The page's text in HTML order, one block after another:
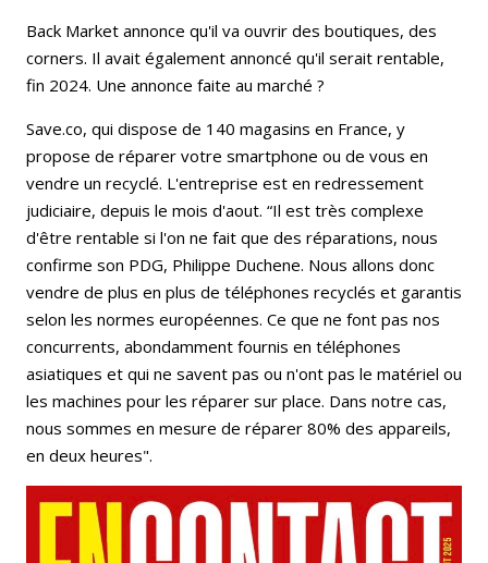
Back Market annonce qu'il va ouvrir des boutiques, des
corners. Il avait également annoncé qu'il serait rentable,
fin 2024. Une annonce faite au marché ?
Save.co, qui dispose de 140 magasins en France, y
propose de réparer votre smartphone ou de vous en
vendre un recyclé. L'entreprise est en redressement
judiciaire, depuis le mois d'aout. “Il est très complexe
d'être rentable si l'on ne fait que des réparations, nous
confirme son PDG, Philippe Duchene. Nous allons donc
vendre de plus en plus de téléphones recyclés et garantis
selon les normes européennes. Ce que ne font pas nos
concurrents, abondamment fournis en téléphones
asiatiques et qui ne savent pas ou n'ont pas le matériel ou
les machines pour les réparer sur place. Dans notre cas,
nous sommes en mesure de réparer 80% des appareils,
en deux heures".